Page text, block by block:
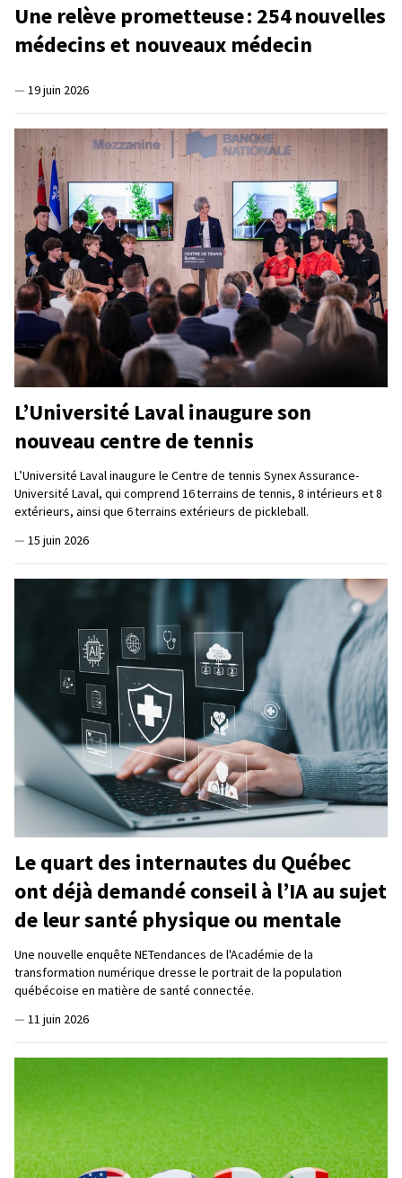
Une relève prometteuse : 254 nouvelles
médecins et nouveaux médecin
— 19 juin 2026
L’Université Laval inaugure son
nouveau centre de tennis
L’Université Laval inaugure le Centre de tennis Synex Assurance-
Université Laval, qui comprend 16 terrains de tennis, 8 intérieurs et 8
extérieurs, ainsi que 6 terrains extérieurs de pickleball.
— 15 juin 2026
Le quart des internautes du Québec
ont déjà demandé conseil à l’IA au sujet
de leur santé physique ou mentale
Une nouvelle enquête NETendances de l'Académie de la
transformation numérique dresse le portrait de la population
québécoise en matière de santé connectée.
— 11 juin 2026